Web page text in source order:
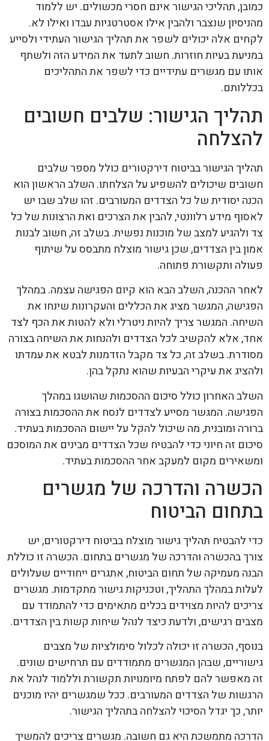
כמובן, תהליכי הגישור אינם חסרי מכשולים. יש ללמוד
מהניסיון שנצבר ולהבין אילו אסטרטגיות עבדו ואילו לא.
לקחים אלה יכולים לשפר את תהליך הגישור העתידי ולסייע
במניעת בעיות חוזרות. חשוב לתעד את המידע הזה ולשתף
אותו עם מגשרים עתידיים כדי לשפר את התהליכים
בכללותם.
תהליך הגישור: שלבים חשובים
להצלחה
תהליך הגישור בביטוח דירקטורים כולל מספר שלבים
חשובים שיכולים להשפיע על הצלחתו. השלב הראשון הוא
הכנה יסודית של כל הצדדים המעורבים. זהו שלב שבו יש
לאסוף מידע רלוונטי, להבין את הצרכים ואת הרצונות של כל
צד ולהגיע למצב של מוכנות נפשית. בשלב זה, חשוב לבנות
אמון בין הצדדים, שכן גישור מוצלח מתבסס על שיתוף
פעולה ותקשורת פתוחה.
לאחר ההכנה, השלב הבא הוא קיום הפגישה עצמה. במהלך
הפגישה, המגשר מציג את הכללים והעקרונות שינחו את
השיחה. המגשר צריך להיות ניטרלי ולא להטות את הכף לצד
אחד, אלא להקשיב לכל הצדדים ולהנחות את השיחה בצורה
מסודרת. בשלב זה, כל צד מקבל הזדמנות לבטא את עמדתו
ולהציג את עיקרי הבעיות שהוא נתקל בהן.
השלב האחרון כולל סיכום ההסכמות שהושגו במהלך
הפגישה. המגשר מסייע לצדדים לנסח את ההסכמות בצורה
ברורה ומובנית, מה שיכול להקל על יישום ההסכמות בעתיד.
סיכום זה חיוני כדי להבטיח שכל הצדדים מבינים את המוסכם
ומשאירים מקום למעקב אחר ההסכמות בעתיד.
הכשרה והדרכה של מגשרים
בתחום הביטוח
כדי להבטיח תהליך גישור מוצלח בביטוח דירקטורים, יש
צורך בהכשרה והדרכה של מגשרים בתחום. הכשרה זו כוללת
הבנה מעמיקה של תחום הביטוח, אתגרים ייחודיים שעלולים
לעלות במהלך התהליך, וטכניקות גישור מתקדמות. מגשרים
צריכים להיות מצוידים בכלים מתאימים כדי להתמודד עם
מצבים רגישים, ולדעת כיצד לנהל שיחות קשות בין הצדדים.
בנוסף, הכשרה זו יכולה לכלול סימולציות של מצבים
גישוריים, שבהן המגשרים מתמודדים עם תרחישים שונים.
זה מאפשר להם לפתח מיומנויות תקשורת וללמוד לנהל את
הרגשות של הצדדים המעורבים. ככל שמגשרים יהיו מוכנים
יותר, כך יגדל הסיכוי להצלחה בתהליך הגישור.
הדרכה מתמשכת היא גם חשובה. מגשרים צריכים להמשיך